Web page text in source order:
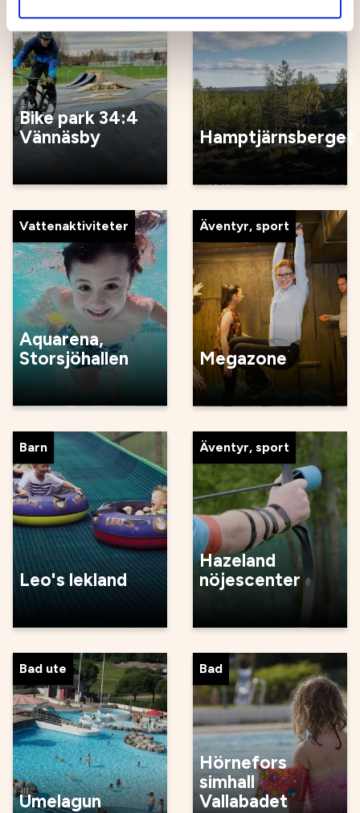
Bike park 34:4
Vännäsby
Hamptjärnsberget
Vattenaktiviteter
Aquarena,
Storsjöhallen
Äventyr, sport
Megazone
Barn
Leo's lekland
Äventyr, sport
Hazeland
nöjescenter
Bad ute
Umelagun
Bad
Hörnefors
simhall
Vallabadet